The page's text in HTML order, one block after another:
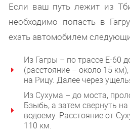
Если ваш путь лежит из
необходимо попасть в
ехать автомобилем
Из Гагры – по трассе Е-60
(расстояние – около 15
на Рицу. Далее через
Из Сухума – до моста,
Бзыбь, а затем свернуть
водоему. Расстояние от
110 км.